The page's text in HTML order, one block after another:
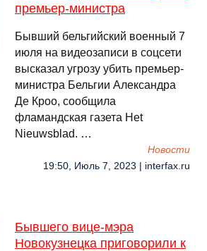
премьер-министра
Бывший бельгийский военный 7
июля на видеозаписи в соцсети
высказал угрозу убить премьер-
министра Бельгии Александра
Де Кроо, сообщила
фламандская газета Het
Nieuwsblad. …
Новости
19:50, Июль 7, 2023 | interfax.ru
Бывшего вице-мэра
Новокузнецка приговорили к